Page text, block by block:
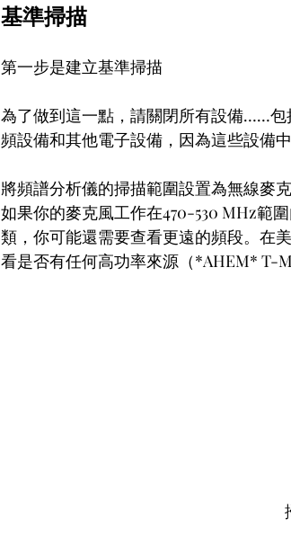
基準掃描
第一步是建立基準掃描
為了做到這一點，請關閉所有設備……
頻設備和其他電子設備，因為這些設備
將頻譜分析儀的掃描範圍設置為無線麥
如果你的麥克風工作在470-530 MHz範
類，你可能還需要查看更遠的頻段。在
看是否有任何高功率來源（*AHEM* T-